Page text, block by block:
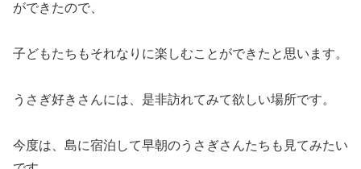
ができたので、
子どもたちもそれなりに楽しむことができたと思います。
うさぎ好きさんには、是非訪れてみて欲しい場所です。
今度は、島に宿泊して早朝のうさぎさんたちも見てみたい